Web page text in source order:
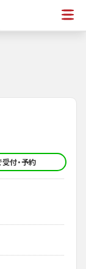
付・予約